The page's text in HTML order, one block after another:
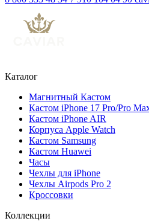
Каталог
Магнитный Кастом
Кастом iPhone 17 Pro/Pro
Кастом iPhone AIR
Корпуса Apple Watch
Кастом Samsung
Кастом Huawei
Часы
Чехлы для iPhone
Чехлы Airpods Pro 2
Кроссовки
Коллекции